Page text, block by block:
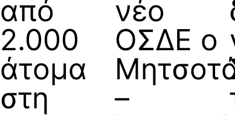
από
2.000
άτομα
στη
νέο
ΟΣΔΕ ο
–